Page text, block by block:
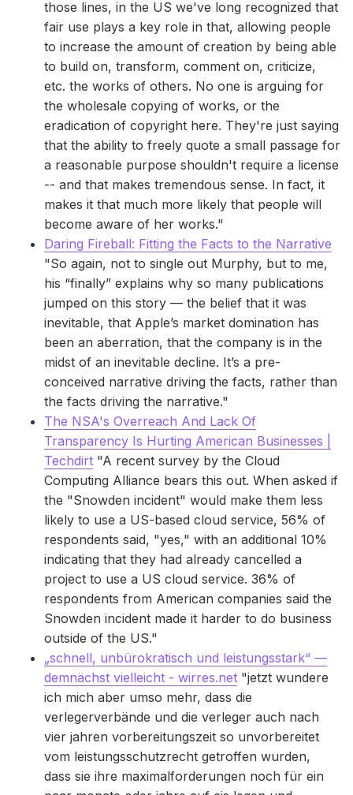
those lines, in the US we've long recognized that
fair use plays a key role in that, allowing people
to increase the amount of creation by being able
to build on, transform, comment on, criticize,
etc. the works of others. No one is arguing for
the wholesale copying of works, or the
eradication of copyright here. They're just saying
that the ability to freely quote a small passage for
a reasonable purpose shouldn't require a license
-- and that makes tremendous sense. In fact, it
makes it that much more likely that people will
become aware of her works."
Daring Fireball: Fitting the Facts to the Narrative
"So again, not to single out Murphy, but to me,
his “finally” explains why so many publications
jumped on this story — the belief that it was
inevitable, that Apple’s market domination has
been an aberration, that the company is in the
midst of an inevitable decline. It’s a pre-
conceived narrative driving the facts, rather than
the facts driving the narrative."
The NSA's Overreach And Lack Of
Transparency Is Hurting American Businesses |
Techdirt "A recent survey by the Cloud
Computing Alliance bears this out. When asked if
the "Snowden incident" would make them less
likely to use a US-based cloud service, 56% of
respondents said, "yes," with an additional 10%
indicating that they had already cancelled a
project to use a US cloud service. 36% of
respondents from American companies said the
Snowden incident made it harder to do business
outside of the US."
„schnell, unbürokratisch und leistungsstark“ —
demnächst vielleicht - wirres.net "jetzt wundere
ich mich aber umso mehr, dass die
verlegerverbände und die verleger auch nach
vier jahren vorbereitungszeit so unvorbereitet
vom leistungsschutzrecht getroffen wurden,
dass sie ihre maximalforderungen noch für ein